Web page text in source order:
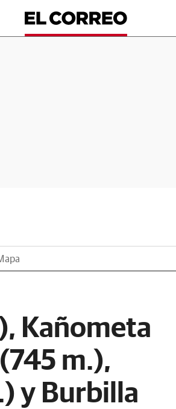
Kañometa
m.),
y Burbilla